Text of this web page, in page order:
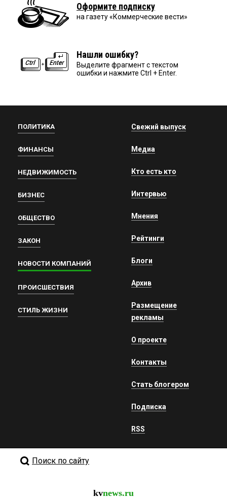
Оформите подписку
на газету «Коммерческие вести»
Нашли ошибку?
Выделите фрагмент с текстом
ошибки и нажмите Ctrl + Enter.
ПОЛИТИКА
ФИНАНСЫ
НЕДВИЖИМОСТЬ
БИЗНЕС
ОБЩЕСТВО
ЗАКОН
НОВОСТИ КОМПАНИЙ
ПРОИСШЕСТВИЯ
СТИЛЬ ЖИЗНИ
Свежий выпуск
Медиа
Кто есть кто
Интервью
Мнения
Рейтинги
Блоги
Архив
Размещение
рекламы
О проекте
Контакты
Стать блогером
Подписка
RSS
Поиск по сайту
kvnews.ru